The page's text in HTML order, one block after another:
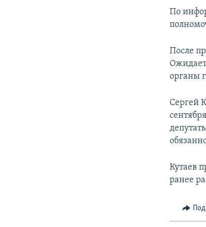
По
После
органы
Сергей
Кутаев
ранее